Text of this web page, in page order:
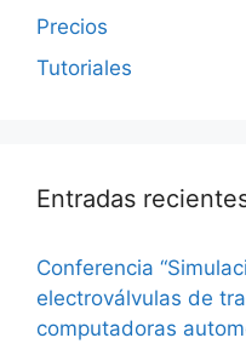
Precios
Tutoriales
Entradas
Conferencia
electroválvulas de
computadoras